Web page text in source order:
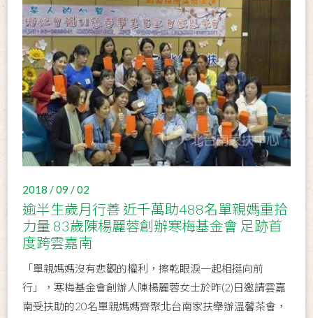
2018 / 09 / 02
逾半生歲月行善 近千萬助488名單親媽重拾
力量 83歲陳楊麗蓉創辦寒梅基金會 足跡首
度跨雲嘉南
「單親媽媽沒有悲觀的權利，擦乾眼淚一起相挺向前
行」，寒梅基金會創辦人陳楊麗蓉女士於昨(2)日邀請雲嘉
南受扶助的20名單親媽媽齊聚北台南家扶舉辦溫馨茶會，